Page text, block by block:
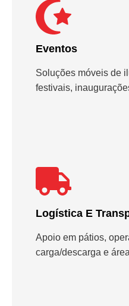
Eventos
Soluções móveis de
festivais,
Logística E
Apoio em pátios,
carga/descarga e